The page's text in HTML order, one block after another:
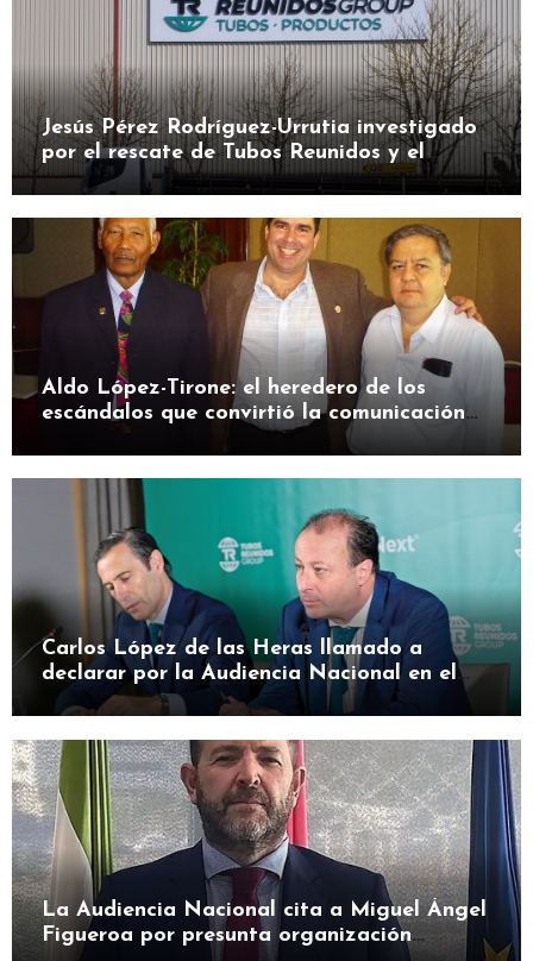
Jesús Pérez Rodríguez-Urrutia investigado
por el rescate de Tubos Reunidos y el
préstamo de la SEPI
Aldo López-Tirone: el heredero de los
escándalos que convirtió la comunicación
en herramienta de presión
Carlos López de las Heras llamado a
declarar por la Audiencia Nacional en el
caso SEPI
La Audiencia Nacional cita a Miguel Ángel
Figueroa por presunta organización